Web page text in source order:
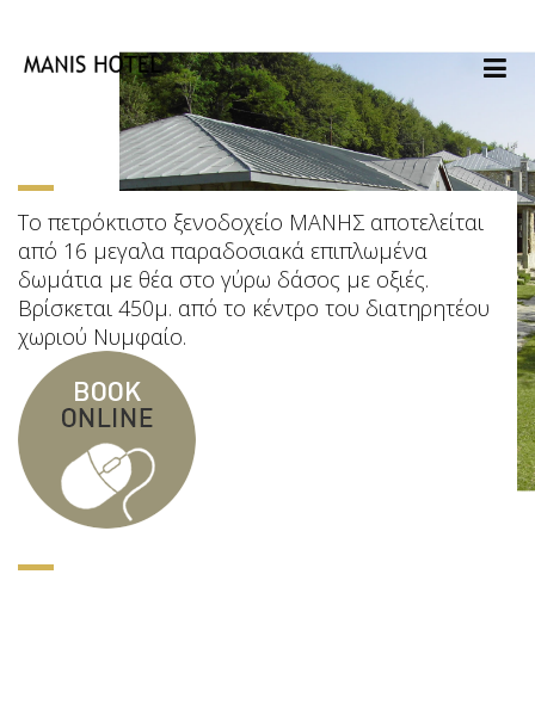
Το πετρόκτιστο ξενοδοχείο ΜΑΝΗΣ αποτελείται
από 16 μεγαλα παραδοσιακά επιπλωμένα
δωμάτια με θέα στο γύρω δάσος με οξιές.
Βρίσκεται 450μ. από το κέντρο του διατηρητέου
χωριού Νυμφαίο.